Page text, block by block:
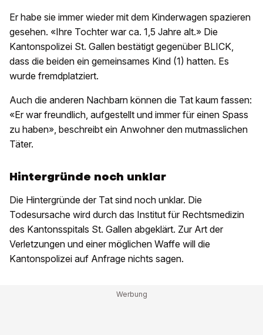
Er habe sie immer wieder mit dem Kinderwagen spazieren
gesehen. «Ihre Tochter war ca. 1,5 Jahre alt.» Die
Kantonspolizei St. Gallen bestätigt gegenüber BLICK,
dass die beiden ein gemeinsames Kind (1) hatten. Es
wurde fremdplatziert.
Auch die anderen Nachbarn können die Tat kaum fassen:
«Er war freundlich, aufgestellt und immer für einen Spass
zu haben», beschreibt ein Anwohner den mutmasslichen
Täter.
Hintergründe noch unklar
Die Hintergründe der Tat sind noch unklar. Die
Todesursache wird durch das Institut für Rechtsmedizin
des Kantonsspitals St. Gallen abgeklärt. Zur Art der
Verletzungen und einer möglichen Waffe will die
Kantonspolizei auf Anfrage nichts sagen.